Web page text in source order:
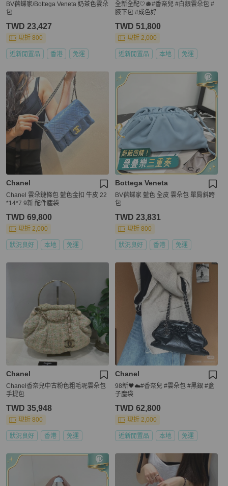
BV葆蝶家/Bottega Veneta 奶茶色雲朵
包
TWD 23,427
現折 800
近新閒置品 香港 免運
全新全配🤍🪩#香奈兒 #白銀雲朵包 #
腋下包 #成色好
TWD 51,800
現折 2,000
近新閒置品 本地 免運
Chanel
Chanel 雲朵鏈條包 藍色金扣 牛皮 22
*14*7 9新 配件塵袋
TWD 69,800
現折 2,000
狀況良好 本地 免運
Bottega Veneta
BV葆蝶家 藍色 全皮 雲朵包 單肩斜跨
包
TWD 23,831
現折 800
狀況良好 香港 免運
Chanel
Chanel香奈兒中古粉色粗毛呢雲朵包
手提包
TWD 35,948
現折 800
狀況良好 香港 免運
Chanel
98新🖤☁️#香奈兒 #雲朵包 #黑銀 #盒
子塵袋
TWD 62,800
現折 2,000
近新閒置品 本地 免運